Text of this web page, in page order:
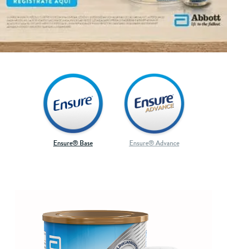
Ensure® Base Ensure® Advance